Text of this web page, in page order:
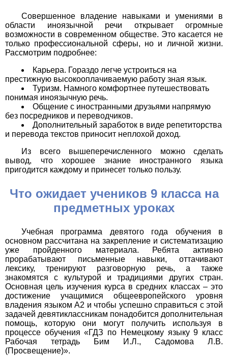
Совершенное владение навыками и умениями в
области иноязычной речи открывает огромные
возможности в современном обществе. Это касается не
только профессиональной сферы, но и личной жизни.
Рассмотрим подробнее:
Карьера. Гораздо легче устроиться на
престижную высокооплачиваемую работу зная язык.
Туризм. Намного комфортнее путешествовать
понимая иноязычную речь.
Общение с иностранными друзьями напрямую
без посредников и переводчиков.
Дополнительный заработок в виде репетиторства
и перевода текстов приносит неплохой доход.
Из всего вышеперечисленного можно сделать
вывод, что хорошее знание иностранного языка
пригодится каждому и принесет только пользу.
Что ожидает учеников 9 класса на
предметных уроках
Учебная программа девятого года обучения в
основном рассчитана на закрепление и систематизацию
уже пройденного материала. Ребята активно
прорабатывают письменные навыки, оттачивают
лексику, тренируют разговорную речь, а также
знакомятся с культурой и традициями других стран.
Основная цель изучения курса в средних классах – это
достижение учащимися общеевропейского уровня
владения языком А2 и чтобы успешно справиться с этой
задачей девятиклассникам понадобится дополнительная
помощь, которую они могут получить используя в
процессе обучения «ГДЗ по Немецкому языку 9 класс
Рабочая тетрадь Бим И.Л., Садомова Л.В.
(Просвещение)».